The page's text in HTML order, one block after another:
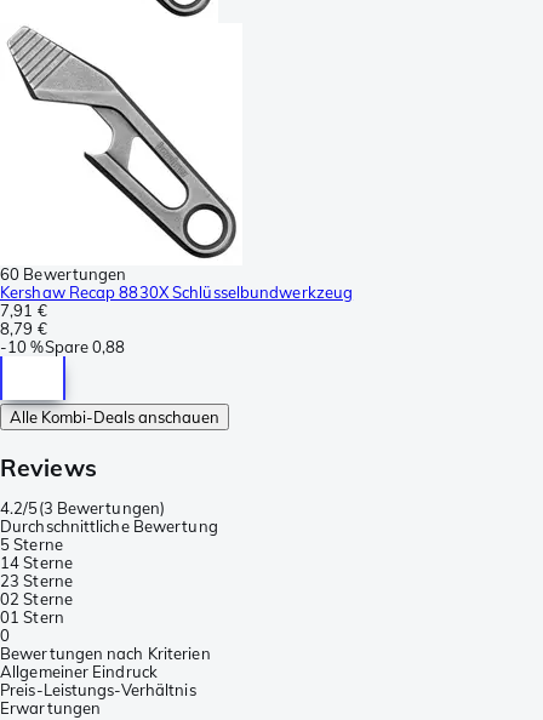
60 Bewertungen
Kershaw Recap 8830X Schlüsselbundwerkzeug
7,91 €
8,79 €
-10 %Spare0,88
Alle Kombi-Deals anschauen
Reviews
4.2/5(3 Bewertungen)
Durchschnittliche Bewertung
5 Sterne
14 Sterne
23 Sterne
02 Sterne
01 Stern
0
Bewertungen nach Kriterien
Allgemeiner Eindruck
Preis-Leistungs-Verhältnis
Erwartungen